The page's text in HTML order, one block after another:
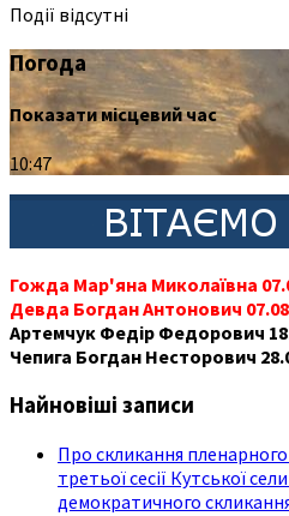
Події відсутні
Погода
Показати місцевий час
10:47
Гожда Мар'яна Миколаївна
Девда Богдан Антонович 07.08
Артемчук Федір Федорович
Чепига Богдан Несторович
Найновіші записи
Про скликання пленарного
третьої сесії Кутської
демократичного